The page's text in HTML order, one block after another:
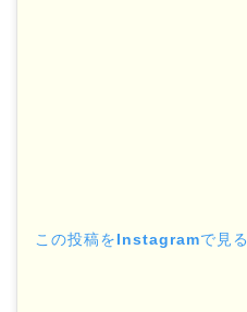
この投稿をInstagramで見る